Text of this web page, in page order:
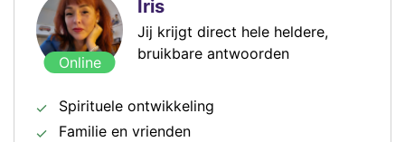
Online
Iris
Jij krijgt direct hele heldere,
bruikbare antwoorden
Spirituele ontwikkeling
Familie en vrienden